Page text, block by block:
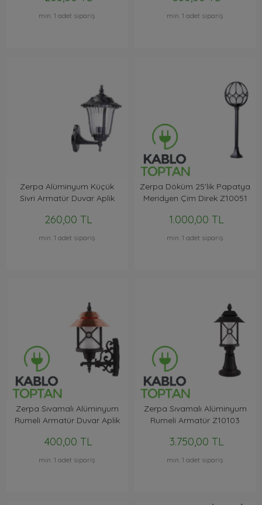
min. 1 adet sipariş min. 1 adet sipariş
Zerpa Alüminyum Küçük
Sivri Armatür Duvar Aplik
260,00 TL
min. 1 adet sipariş
Zerpa Döküm 25'lik Papatya
Meridyen Çim Direk Z10051
1.000,00 TL
min. 1 adet sipariş
Zerpa Sıvamalı Alüminyum
Rumeli Armatür Duvar Aplik
400,00 TL
min. 1 adet sipariş
Zerpa Sıvamalı Alüminyum
Rumeli Armatür Z10103
3.750,00 TL
min. 1 adet sipariş